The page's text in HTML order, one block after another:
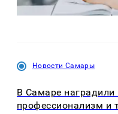
Новости Самары
В Самаре наградили
профессионализм и